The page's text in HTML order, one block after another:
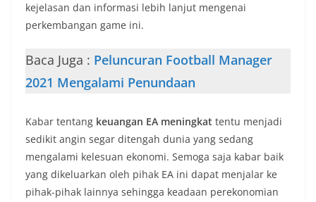
kejelasan dan informasi lebih lanjut mengenai
perkembangan game ini.
Baca Juga : Peluncuran Football Manager
2021 Mengalami Penundaan
Kabar tentang keuangan EA meningkat tentu menjadi
sedikit angin segar ditengah dunia yang sedang
mengalami kelesuan ekonomi. Semoga saja kabar baik
yang dikeluarkan oleh pihak EA ini dapat menjalar ke
pihak-pihak lainnya sehingga keadaan perekonomian